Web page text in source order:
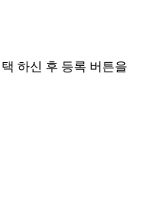
하신 후 등록 버튼을